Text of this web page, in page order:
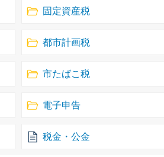
固定資産税
都市計画税
市たばこ税
電子申告
税金・公金